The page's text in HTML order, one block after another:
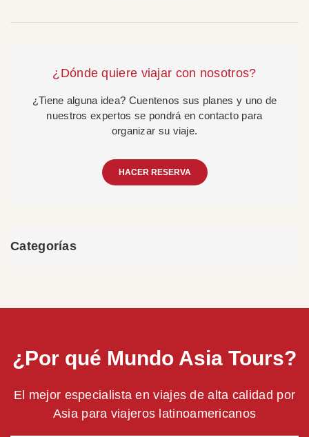
¿Dónde quiere viajar con nosotros?
¿Tiene alguna idea? Cuentenos sus planes y uno de
nuestros expertos se pondrá en contacto para
organizar su viaje.
HACER RESERVA
Categorías
¿Por qué Mundo Asia Tours?
El mejor especialista en viajes de alta calidad por
Asia para viajeros latinoamericanos